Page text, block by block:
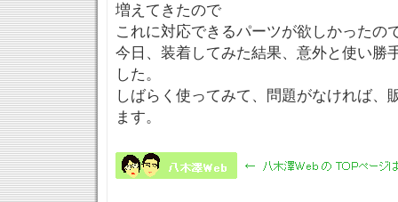
増えてきたので
これに対応できるパーツが欲しかったの
今日、装着してみた結果、意外と使い勝
した。
しばらく使ってみて、問題がなければ、
ます。